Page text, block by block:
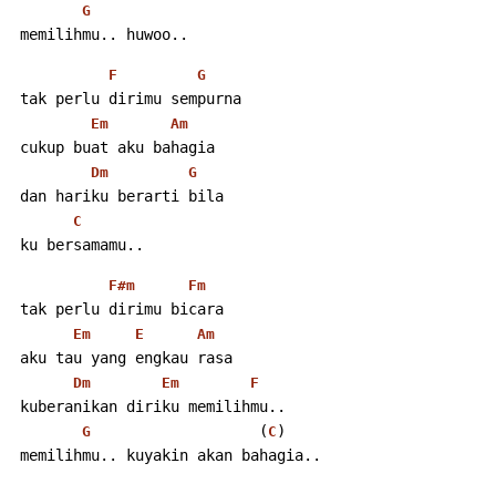
G
memilihmu.. huwoo..
F G
tak perlu dirimu sempurna
Em Am
cukup buat aku bahagia
Dm G
dan hariku berarti bila
C
ku bersamamu..
F#m Fm
tak perlu dirimu bicara
Em E Am
aku tau yang engkau rasa
Dm Em F
kuberanikan diriku memilihmu..
G
                   (
C )
memilihmu.. kuyakin akan bahagia..